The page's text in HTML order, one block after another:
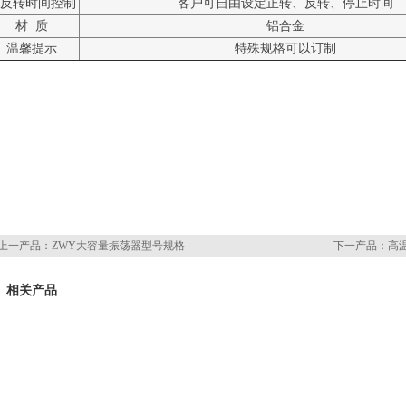
转时间控制
客户可自由设定正转、反转、停止时间
材 质
铝合金
温馨提示
特殊规格可以订制
一产品： ZWY大容量振荡器型号规格 下一产品： 高
相关产品